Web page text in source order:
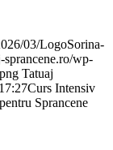
03/LogoSorina-
sprancene.ro/wp-
Tatuaj
Curs Intensiv
Sprancene